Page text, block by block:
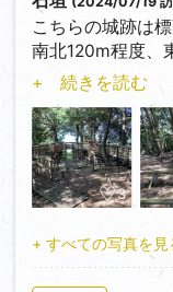
す。御殿の裏の
わせた土塁も良
えるのでしょう
に写るのかが楽し
こちらの城跡は
南北120m程度、
ってまず立派な
の石垣は城跡裾
たものの可能性
二重堀切が城域
ベルのある曲輪
にはオレンジラ
年の石積築造の
気がします。
+ 続きを読む
3
+ すべての写真を見